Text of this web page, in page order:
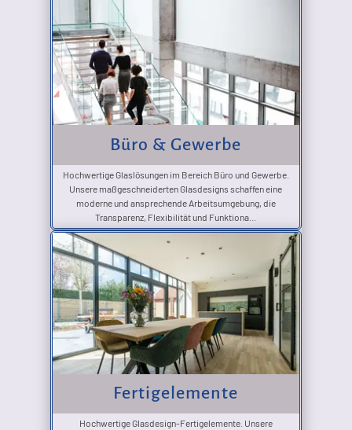
Büro & Gewerbe
Hochwertige Glaslösungen im Bereich Büro und Gewerbe.
Unsere maßgeschneiderten Glasdesigns schaffen eine
moderne und ansprechende Arbeitsumgebung, die
Transparenz, Flexibilität und Funktiona...
Fertigelemente
Hochwertige Glasdesign-Fertigelemente. Unsere